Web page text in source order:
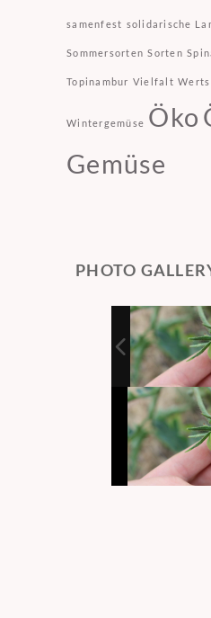
samenfest solidarische
Sommersorten Sorten
Topinambur Vielfalt
Wintergemüse Öko
Gemüse
PHOTO